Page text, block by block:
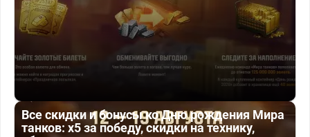
Все скидки и бонусы ко Дню рождения Мира
танков: x5 за победу, скидки на технику,